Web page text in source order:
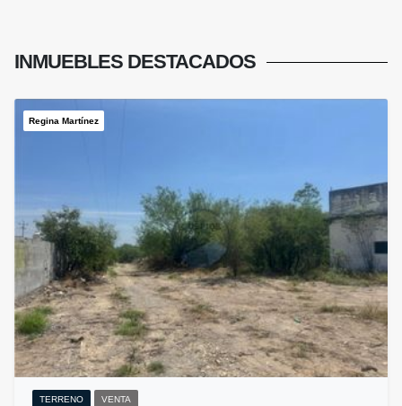
INMUEBLES DESTACADOS
Regina Martínez
TERRENO VENTA